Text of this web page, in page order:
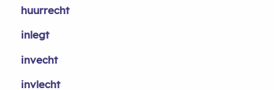
huurrecht
inlegt
invecht
invlecht